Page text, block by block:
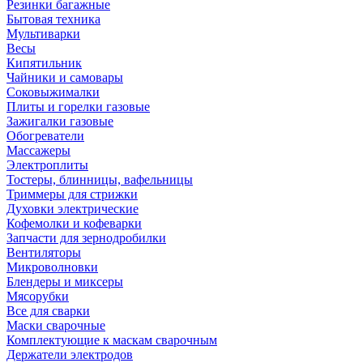
Резинки багажные
Бытовая техника
Мультиварки
Весы
Кипятильник
Чайники и самовары
Соковыжималки
Плиты и горелки газовые
Зажигалки газовые
Обогреватели
Массажеры
Электроплиты
Тостеры, блинницы, вафельницы
Триммеры для стрижки
Духовки электрические
Кофемолки и кофеварки
Запчасти для зернодробилки
Вентиляторы
Микроволновки
Блендеры и миксеры
Мясорубки
Все для сварки
Маски сварочные
Комплектующие к маскам сварочным
Держатели электродов